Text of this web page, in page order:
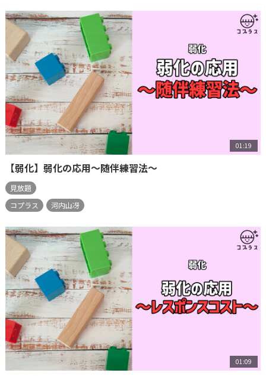
01:19
【弱化】弱化の応用～随伴練習法～
見放題
コプラス
河内山冴
01:09